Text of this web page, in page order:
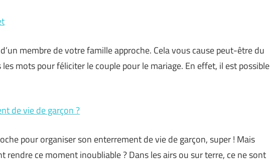
membre de votre famille approche. Cela vous cause peut-être du
mots pour féliciter le couple pour le mariage. En effet, il est possible
de vie de garçon ?
pour organiser son enterrement de vie de garçon, super ! Mais
rendre ce moment inoubliable ? Dans les airs ou sur terre, ce ne sont